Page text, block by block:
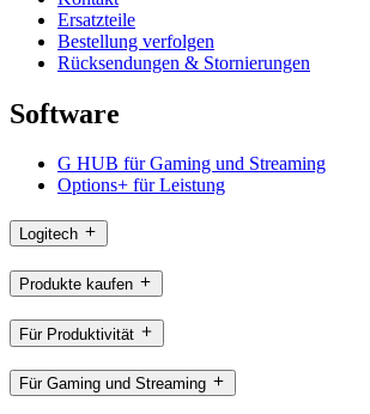
Ersatzteile
Bestellung verfolgen
Rücksendungen & Stornierungen
Software
G HUB für Gaming und Streaming
Options+ für Leistung
Logitech
Produkte kaufen
Für Produktivität
Für Gaming und Streaming